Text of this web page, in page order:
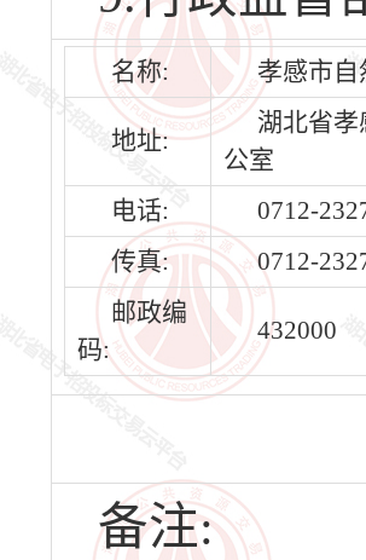
名称: 孝感市
地址:
湖北省孝
公室
电话:
0712-
传真:
0712-
邮政编
码:
432000
备注: